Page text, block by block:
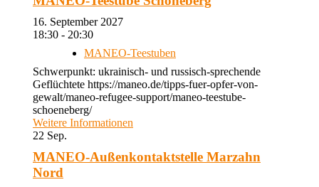
16. September 2027
18:30 - 20:30
MANEO-Teestuben
Schwerpunkt: ukrainisch- und russisch-sprechende
Geflüchtete https://maneo.de/tipps-fuer-opfer-von-
gewalt/maneo-refugee-support/maneo-teestube-
schoeneberg/
Weitere Informationen
22 Sep.
MANEO-Außenkontaktstelle Marzahn
Nord